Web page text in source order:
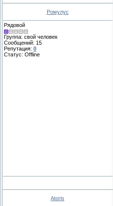
Ромулус
Рядовой
Группа: свой человек
Сообщений: 15
Репутация: 0
Статус: Offline
Atoris